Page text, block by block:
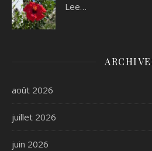
Lee…
août 2026
juillet 2026
juin 2026